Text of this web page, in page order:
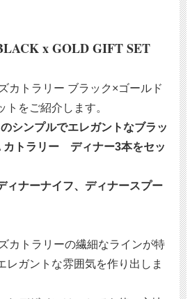
x GOLD GIFT SET
カトラリー ブラック×ゴールド
をご紹介します。
シンプルでエレガントなブラッ
カトラリー ディナー3本をセッ
ィナーナイフ、ディナースプー
カトラリーの繊細なラインが特
レガントな雰囲気を作り出しま